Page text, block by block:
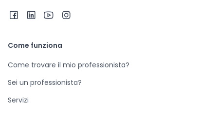
Come funziona
Come trovare il mio professionista?
Sei un professionista?
Servizi